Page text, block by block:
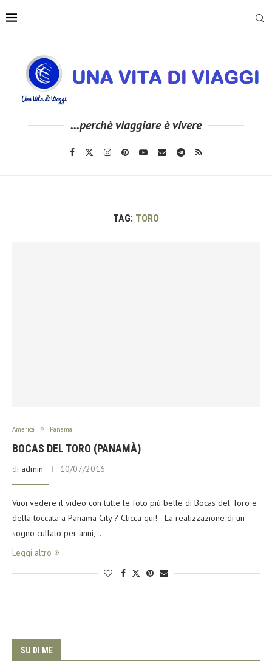
...perchè viaggiare è vivere
TAG: TORO
America Panama
BOCAS DEL TORO (PANAMÀ)
di admin 10/07/2016
Vuoi vedere il video con tutte le foto più belle di Bocas del Toro e
della toccata a Panama City ? Clicca qui! La realizzazione di un
sogno cullato per anni, …
Leggi altro
SU DI ME